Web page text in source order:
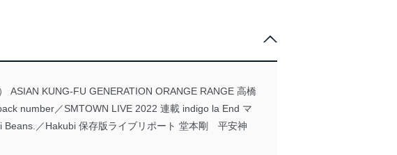
ASIAN KUNG-FU GENERATION ORANGE RANGE 高橋
number／SMTOWN LIVE 2022 連載 indigo la End マ
／Hakubi 保存版ライブリポート 堂本剛 平安神